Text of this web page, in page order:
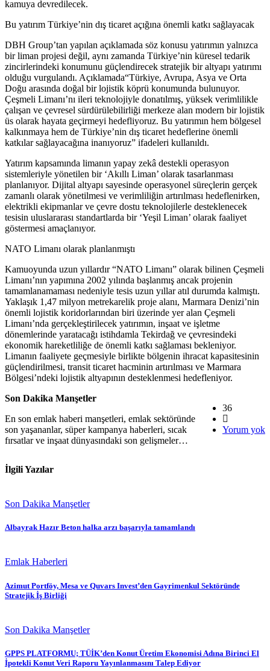
kamuya devredilecek.
Bu yatırım Türkiye’nin dış ticaret açığına önemli katkı sağlayacak
DBH Group’tan yapılan açıklamada söz konusu yatırımın yalnızca
bir liman projesi değil, aynı zamanda Türkiye’nin küresel tedarik
zincirlerindeki konumunu güçlendirecek stratejik bir altyapı yatırımı
olduğu vurgulandı. Açıklamada“Türkiye, Avrupa, Asya ve Orta
Doğu arasında doğal bir lojistik köprü konumunda bulunuyor.
Çeşmeli Limanı’nı ileri teknolojiyle donatılmış, yüksek verimlilikle
çalışan ve çevresel sürdürülebilirliği merkeze alan modern bir lojistik
üs olarak hayata geçirmeyi hedefliyoruz. Bu yatırımın hem bölgesel
kalkınmaya hem de Türkiye’nin dış ticaret hedeflerine önemli
katkılar sağlayacağına inanıyoruz” ifadeleri kullanıldı.
Yatırım kapsamında limanın yapay zekâ destekli operasyon
sistemleriyle yönetilen bir ‘Akıllı Liman’ olarak tasarlanması
planlanıyor. Dijital altyapı sayesinde operasyonel süreçlerin gerçek
zamanlı olarak yönetilmesi ve verimliliğin artırılması hedeflenirken,
elektrikli ekipmanlarve çevre dostu teknolojilerle desteklenecek
tesisin uluslararası standartlarda bir ‘Yeşil Liman’ olarak faaliyet
göstermesi amaçlanıyor.
NATO Limanı olarak planlanmıştı
Kamuoyunda uzun yıllardır “NATO Limanı” olarak bilinen Çeşmeli
Limanı’nın yapımına 2002 yılında başlanmış ancak projenin
tamamlanamaması nedeniyle tesis uzun yıllar atıl durumda kalmıştı.
Yaklaşık 1,47 milyon metrekarelik proje alanı, Marmara Denizi’nin
önemli lojistik koridorlarından biri üzerinde yer alan Çeşmeli
Limanı’nda gerçekleştirilecek yatırımın, inşaat ve işletme
dönemlerinde yaratacağı istihdamla Tekirdağ ve çevresindeki
ekonomik hareketliliğe de önemli katkı sağlaması bekleniyor.
Limanın faaliyete geçmesiyle birlikte bölgenin ihracat kapasitesinin
güçlendirilmesi, transit ticaret hacminin artırılması ve Marmara
Bölgesi’ndeki lojistik altyapının desteklenmesi hedefleniyor.
36
Yorum yok
Son Dakika Manşetler
En son emlak haberi manşetleri, emlak sektöründe
son yaşananlar, süper kampanya haberleri, sıcak
fırsatlar ve inşaat dünyasındaki son gelişmeler…
İlgili Yazılar
Son Dakika Manşetler
Albayrak Hazır Beton halka arzı başarıyla tamamlandı
Emlak Haberleri
Azimut Portföy, Mesa ve Quvars Invest’den Gayrimenkul Sektöründe
Stratejik İş Birliği
Son Dakika Manşetler
GPPS PLATFORMU; TÜİK’den Konut Üretim Ekonomisi Adına Birinci El
İpotekli Konut Veri Raporu Yayınlanmasını Talep Ediyor